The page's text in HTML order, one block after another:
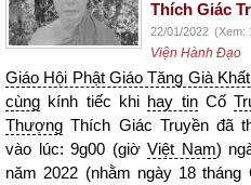
Thích Giác
22/01/2022 (Xem:
Viện Hành Đạo
Giáo Hội Phật Giáo Tăng Già
cùng kính tiếc khi hay tinCố
Thượng Thích Giác Truyền đã
vào lúc: 9g00 (giờViệt Nam)
năm 2022 (nhằm ngày 18 tháng